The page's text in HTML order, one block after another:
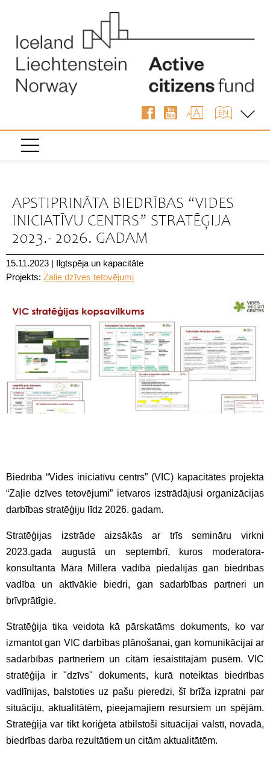
APSTIPRINĀTA BIEDRĪBAS “VIDES
INICIATĪVU CENTRS” STRATĒĢIJA
2023.- 2026. GADAM
15.11.2023 | Ilgtspēja un kapacitāte
Projekts: Zaļie dzīves tetovējumi
Biedrība “Vides iniciatīvu centrs” (VIC) kapacitātes projekta
“Zaļie dzīves tetovējumi” ietvaros izstrādājusi organizācijas
darbības stratēģiju līdz 2026. gadam.
Stratēģijas izstrāde aizsākās ar trīs semināru virkni
2023.gada augustā un septembrī, kuros moderatora-
konsultanta Māra Millera vadībā piedalījās gan biedrības
vadība un aktīvākie biedri, gan sadarbības partneri un
brīvprātīgie.
Stratēģija tika veidota kā pārskatāms dokuments, ko var
izmantot gan VIC darbības plānošanai, gan komunikācijai ar
sadarbības partneriem un citām iesaistītajām pusēm. VIC
stratēģija ir "dzīvs" dokuments, kurā noteiktas biedrības
vadlīnijas, balstoties uz pašu pieredzi, šī brīža izpratni par
situāciju, aktualitātēm, pieejamajiem resursiem un spējām.
Stratēģija var tikt koriģēta atbilstoši situācijai valstī, novadā,
biedrības darba rezultātiem un citām aktualitātēm.